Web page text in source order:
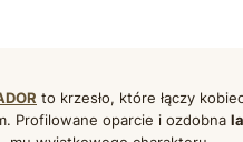
to krzesło, które łączy
Profilowane oparcie i ozdobna